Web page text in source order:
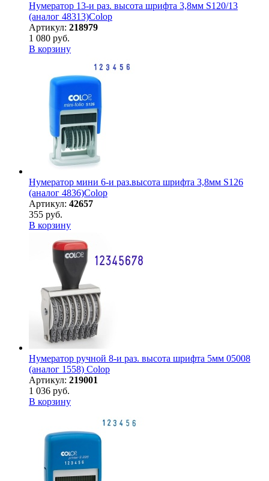
Нумератор 13-и раз. высота шрифта 3,8мм S120/13
(аналог 48313)Colop
Артикул: 218979
1 080 руб.
В корзину
Нумератор мини 6-и раз.высота шрифта 3,8мм S126
(аналог 4836)Colop
Артикул: 42657
355 руб.
В корзину
Нумератор ручной 8-и раз. высота шрифта 5мм 05008
(аналог 1558) Colop
Артикул: 219001
1 036 руб.
В корзину